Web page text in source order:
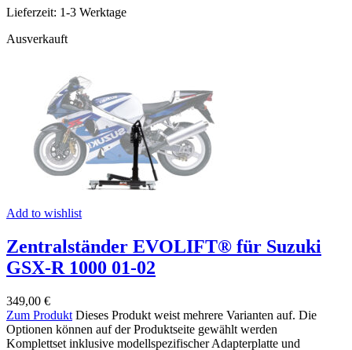
Lieferzeit: 1-3 Werktage
Ausverkauft
Add to wishlist
Zentralständer EVOLIFT® für Suzuki
GSX-R 1000 01-02
349,00 €
Zum Produkt Dieses Produkt weist mehrere Varianten auf. Die
Optionen können auf der Produktseite gewählt werden
Komplettset inklusive modellspezifischer Adapterplatte und